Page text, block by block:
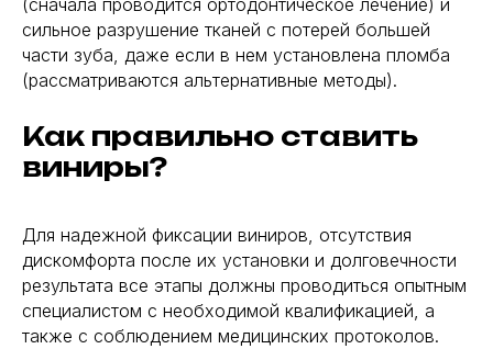
(сначала проводится ортодонтическое лечение) и
сильное разрушение тканей с потерей большей
части зуба, даже если в нем установлена пломба
(рассматриваются альтернативные методы).
Как правильно ставить
виниры?
Для надежной фиксации виниров, отсутствия
дискомфорта после их установки и долговечности
результата все этапы должны проводиться опытным
специалистом с необходимой квалификацией, а
также с соблюдением медицинских протоколов.